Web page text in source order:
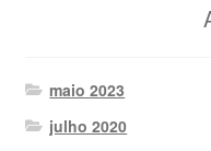
maio 2023
julho 2020